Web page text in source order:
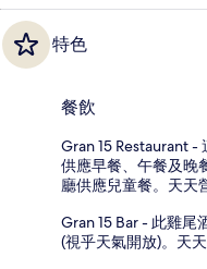
特色
餐飲
Gran 15 Restaurant
供應早餐、午餐及晚
廳供應兒童餐。天天
Gran 15 Bar - 此雞
(視乎天氣開放)。天天